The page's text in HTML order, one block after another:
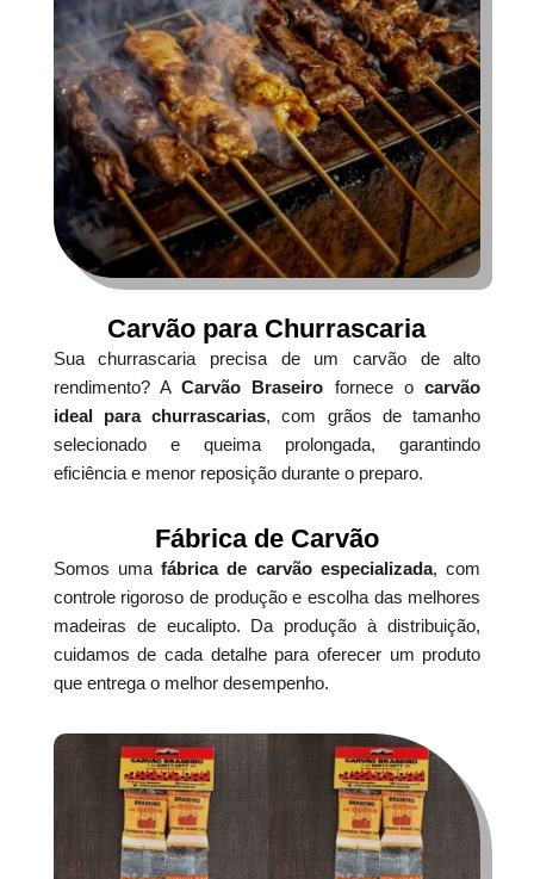
Carvão para Churrascaria
Sua churrascaria precisa de um carvão de alto
rendimento? ACarvão Braseiro fornece ocarvão
ideal para churrascarias, com grãos de tamanho
selecionado e queima prolongada, garantindo
eficiência e menor reposição durante o preparo.
Fábrica de Carvão
Somos umafábrica de carvão especializada, com
controle rigoroso de produção e escolha das melhores
madeiras de eucalipto. Da produção à distribuição,
cuidamos de cada detalhe para oferecer um produto
que entrega o melhor desempenho.